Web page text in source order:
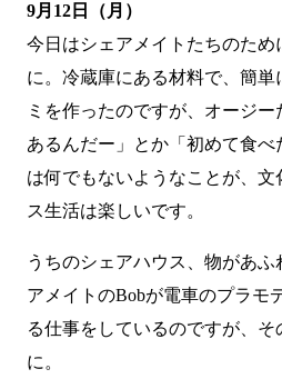
9月12日（月）
今日はシェアメイトたちのため
に。冷蔵庫にある材料で、簡
ミを作ったのですが、オージ
あるんだー」とか「初めて食
は何でもないようなことが、
ス生活は楽しいです。
うちのシェアハウス、物があ
アメイトのBobが電車のプラモ
る仕事をしているのですが、
に。